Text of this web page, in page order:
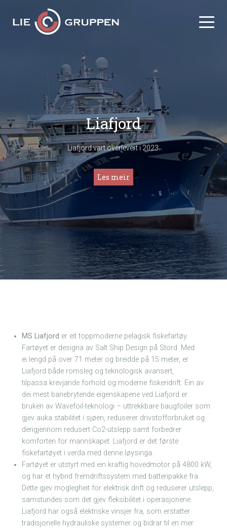
Liafjord
Liafjord vart overlevert i 2023.
Les meir
MS Liafjord er eit toppmoderne pelagisk fiskefartøy.
Fartøyet er designa av Salt Ship Design på Stord. Med
ei lengd på over 71 meter og breidde på 15 meter, er
Liafjord både romsleg og teknologisk avansert,
tilpassa krevjande forhold og moderne fiskeridrift. Ein av
dei mest banebrytende eigenskapene ved Liafjord er
bruken av Wavefoil-teknologi – uttrekkbare baugfoiler som
gjev auka stabilitet i sjøen, reduserer drivstofforbruket og
derigjennom redusert Co2-utslepp samt forbedrer
komforten for mannskapet. Liafjord er det første
fiskefartøyet i verda med denne løysinga.
Fartøyet er utstyrt med ein kraftig hovedmotor på 4800 kW,
og har et hybrid fremdriftssystem med batteripakke fra.
Dette gjev moglegheit for elektrisk drift og reduserer utslepp,
samstundes som det gjev fleksibilitet i operasjonene.
Liafjord har også elektriske vinsjer fra, som erstatter
tradisjonelle hydrauliske systemer og bidrar til en mer